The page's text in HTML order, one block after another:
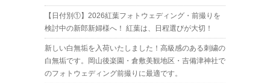
【日付別①】2026紅葉フォトウェディング・前撮りを
検討中の新郎新婦様へ！ 紅葉は、日程選びが大切！
新しい白無垢を入荷いたしました！高級感のある刺繍の
白無垢です。岡山後楽園・倉敷美観地区・吉備津神社で
のフォトウェディング前撮りに最適です。